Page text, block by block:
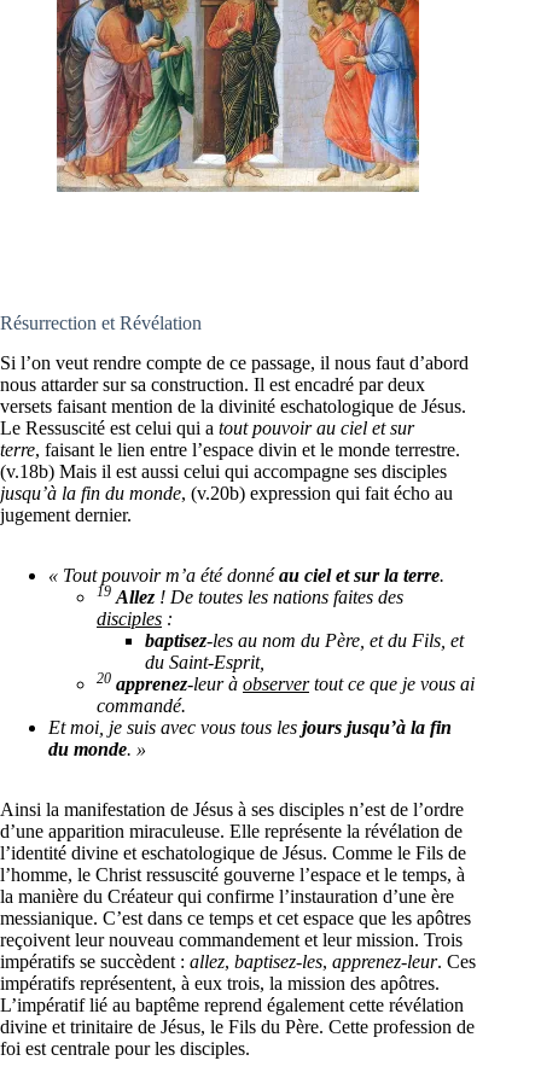
Résurrection et Révélation
Si l’on veut rendre compte de ce passage, il nous faut d’abord
nous attarder sur sa construction. Il est encadré par deux
versets faisant mention de la divinité eschatologique de Jésus.
Le Ressuscité est celui qui a tout pouvoir au ciel et sur
terre, faisant le lien entre l’espace divin et le monde terrestre.
(v.18b) Mais il est aussi celui qui accompagne ses disciples
jusqu’à la fin du monde, (v.20b) expression qui fait écho au
jugement dernier.
« Tout pouvoir m’a été donnéau ciel et sur la terre.
19 Allez ! De toutes les nations faites des
disciples :
baptisez-les au nom du Père, et du Fils, et
du Saint-Esprit,
20 apprenez-leur à observertout ce que je vous ai
commandé.
Et moi, je suis avec vous tous les jours jusqu’à la fin
du monde. »
Ainsi la manifestation de Jésus à ses disciples n’est de l’ordre
d’une apparition miraculeuse. Elle représente la révélation de
l’identité divine et eschatologique de Jésus. Comme le Fils de
l’homme, le Christ ressuscité gouverne l’espace et le temps, à
la manière du Créateur qui confirme l’instauration d’une ère
messianique. C’est dans ce temps et cet espace que les apôtres
reçoivent leur nouveau commandement et leur mission. Trois
impératifs se succèdent : allez, baptisez-les, apprenez-leur. Ces
impératifs représentent, à eux trois, la mission des apôtres.
L’impératif lié au baptême reprend également cette révélation
divine et trinitaire de Jésus, le Fils du Père. Cette profession de
foi est centrale pour les disciples.